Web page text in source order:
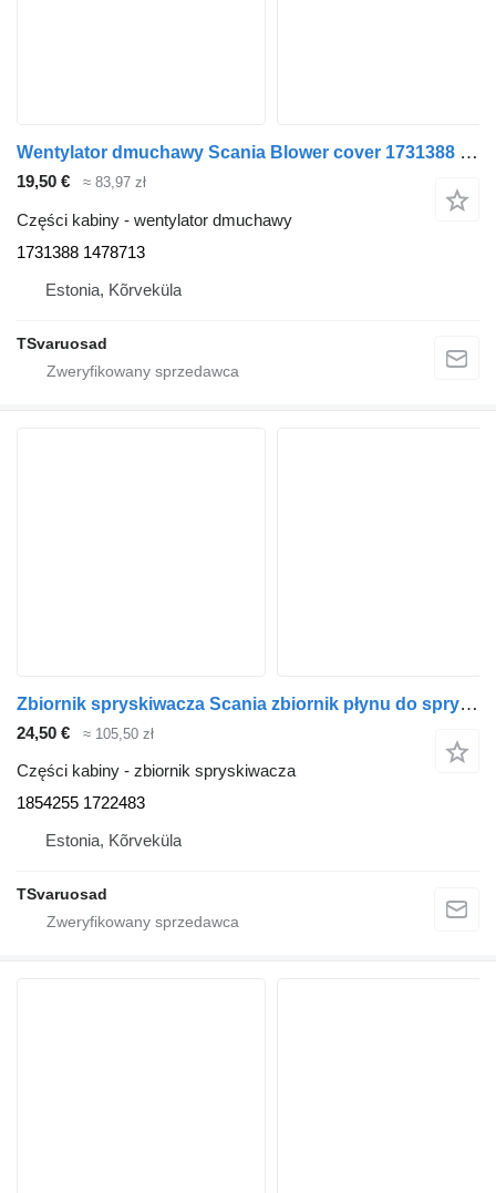
Wentylator dmuchawy Scania Blower cover 1731388 do ciągnika siodłowego Scania P230
19,50 € ≈ 83,97 zł
Części kabiny - wentylator dmuchawy
1731388 1478713
Estonia, Kõrveküla
TSvaruosad
Zbiornik spryskiwacza Scania zbiornik płynu do spryskiwaczy 1854255 do ciągnika siodłowego Scania P230
24,50 € ≈ 105,50 zł
Części kabiny - zbiornik spryskiwacza
1854255 1722483
Estonia, Kõrveküla
TSvaruosad